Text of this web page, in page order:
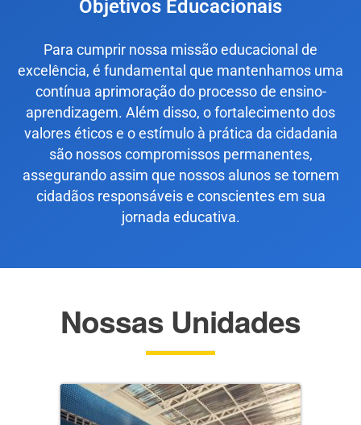
Objetivos Educacionais
Para cumprir nossa missão educacional de
excelência, é fundamental que mantenhamos uma
contínua aprimoração do processo de ensino-
aprendizagem. Além disso, o fortalecimento dos
valores éticos e o estímulo à prática da cidadania
são nossos compromissos permanentes,
assegurando assim que nossos alunos se tornem
cidadãos responsáveis e conscientes em sua
jornada educativa.
Nossas Unidades